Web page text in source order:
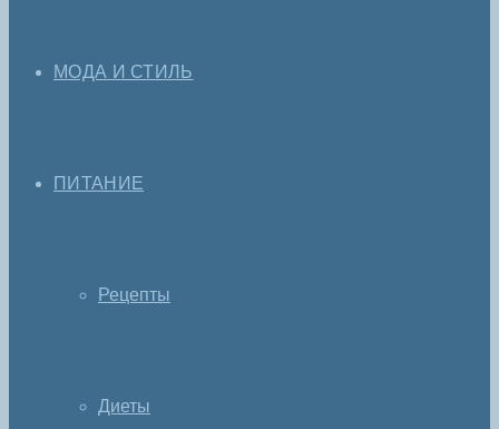
МОДА И СТИЛЬ
ПИТАНИЕ
Рецепты
Диеты